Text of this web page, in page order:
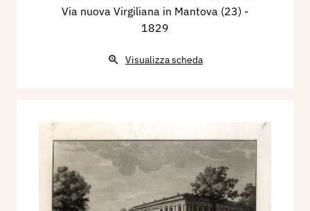
Via nuova Virgiliana in Mantova (23) -
1829
Visualizza scheda